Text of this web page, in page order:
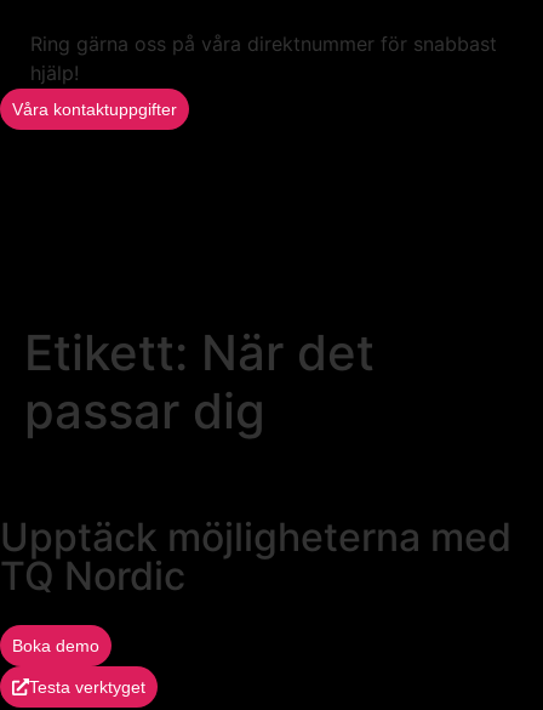
Ring gärna oss på våra direktnummer för snabbast
hjälp!
Våra kontaktuppgifter
Etikett: När det
passar dig
Upptäck möjligheterna med
TQ Nordic
Boka demo
Testa verktyget